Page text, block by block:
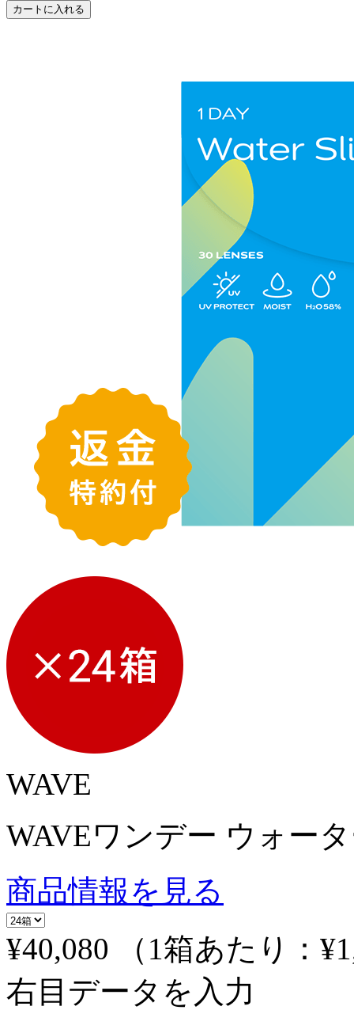
カートに入れる
WAVE
WAVEワンデー ウォー
商品情報を見る
¥40,080
（1箱あたり：
右目データを入力